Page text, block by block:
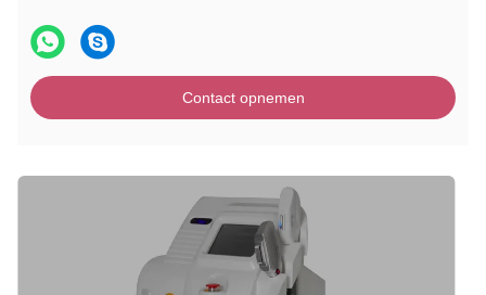
Contact opnemen